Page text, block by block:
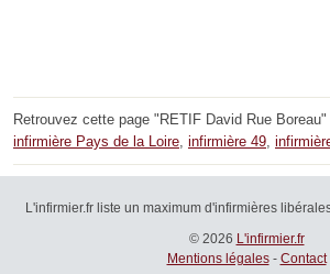
Retrouvez cette page "RETIF David Rue
infirmière Pays de la Loire, infirmière 49,
L'infirmier.fr liste un maximum d'infirmières
© 2026 L'infirmier.fr
Mentions légales- Contact